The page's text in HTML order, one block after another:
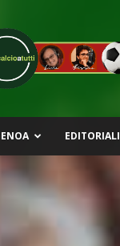
EDITORIALI